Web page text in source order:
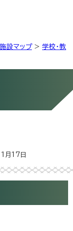
施設マップ> 学校・教
月17日